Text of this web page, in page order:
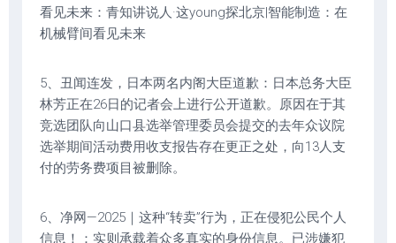
看见未来：青知讲说人·这young探北京|智能制造：在
机械臂间看见未来
5、丑闻连发，日本两名内阁大臣道歉：日本总务大臣
林芳正在26日的记者会上进行公开道歉。原因在于其
竞选团队向山口县选举管理委员会提交的去年众议院
选举期间活动费用收支报告存在更正之处，向13人支
付的劳务费项目被删除。
6、净网—2025｜这种“转卖”行为，正在侵犯公民个人
信息！：实则承载着众多真实的身份信息。已涉嫌犯